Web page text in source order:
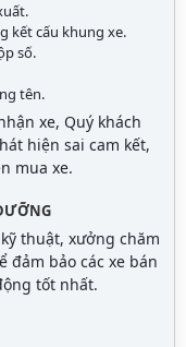
kết cấu khung xe.
số.
tên.
xe, Quý khách
hiện sai cam kết,
mua xe.
thuật, xưởng chăm
đảm bảo các xe bán
tốt nhất.